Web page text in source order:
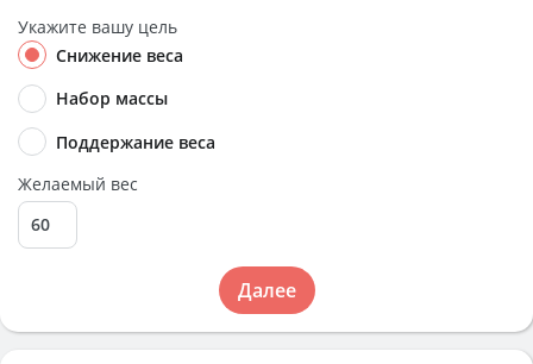
Укажите вашу цель
Снижение веса
Набор массы
Поддержание веса
Желаемый вес
Далее